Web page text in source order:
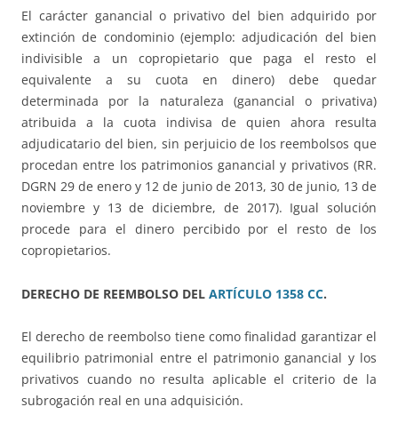
El carácter ganancial o privativo del bien adquirido por
extinción de condominio (ejemplo: adjudicación del bien
indivisible a un copropietario que paga el resto el
equivalente a su cuota en dinero) debe quedar
determinada por la naturaleza (ganancial o privativa)
atribuida a la cuota indivisa de quien ahora resulta
adjudicatario del bien, sin perjuicio de los reembolsos que
procedan entre los patrimonios ganancial y privativos (RR.
DGRN 29 de enero y 12 de junio de 2013, 30 de junio, 13 de
noviembre y 13 de diciembre, de 2017). Igual solución
procede para el dinero percibido por el resto de los
copropietarios.
DERECHO DE REEMBOLSO DEL ARTÍCULO 1358 CC.
El derecho de reembolso tiene como finalidad garantizar el
equilibrio patrimonial entre el patrimonio ganancial y los
privativos cuando no resulta aplicable el criterio de la
subrogación real en una adquisición.